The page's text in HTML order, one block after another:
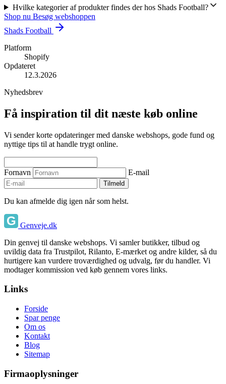
Hvilke kategorier af produkter findes der hos Shads Football?
Shop nu Besøg webshoppen
Shads Football
Platform
Shopify
Opdateret
12.3.2026
Nyhedsbrev
Få inspiration til dit næste køb online
Vi sender korte opdateringer med danske webshops, gode fund og
nyttige tips til at handle trygt online.
Fornavn E-mail
Tilmeld
Du kan afmelde dig igen når som helst.
Genveje.dk
Din genvej til danske webshops. Vi samler butikker, tilbud og
uvildig data fra Trustpilot, Rilanto, E-mærket og andre kilder, så du
hurtigere kan vurdere troværdighed og udvalg, før du handler. Vi
modtager kommission ved køb gennem vores links.
Links
Forside
Spar penge
Om os
Kontakt
Blog
Sitemap
Firmaoplysninger